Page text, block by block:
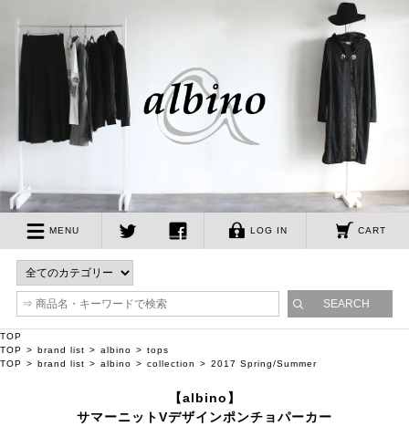
MENU LOG IN CART
TOP
TOP
brand list albino
tops
TOP
brand list albino collection 2017 Spring/Summer
【albino】
サマーニットVデザインポンチョパーカー